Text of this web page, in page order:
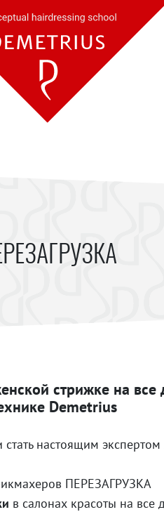
стрижке на все
Demetrius
стать настоящим
ПЕРЕЗАГРУЗКА
в салонах красоты на все